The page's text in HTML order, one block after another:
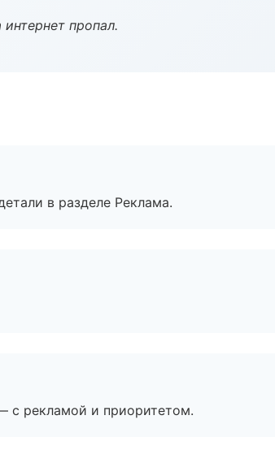
пропал.
в разделе Реклама.
с рекламой и приоритетом.